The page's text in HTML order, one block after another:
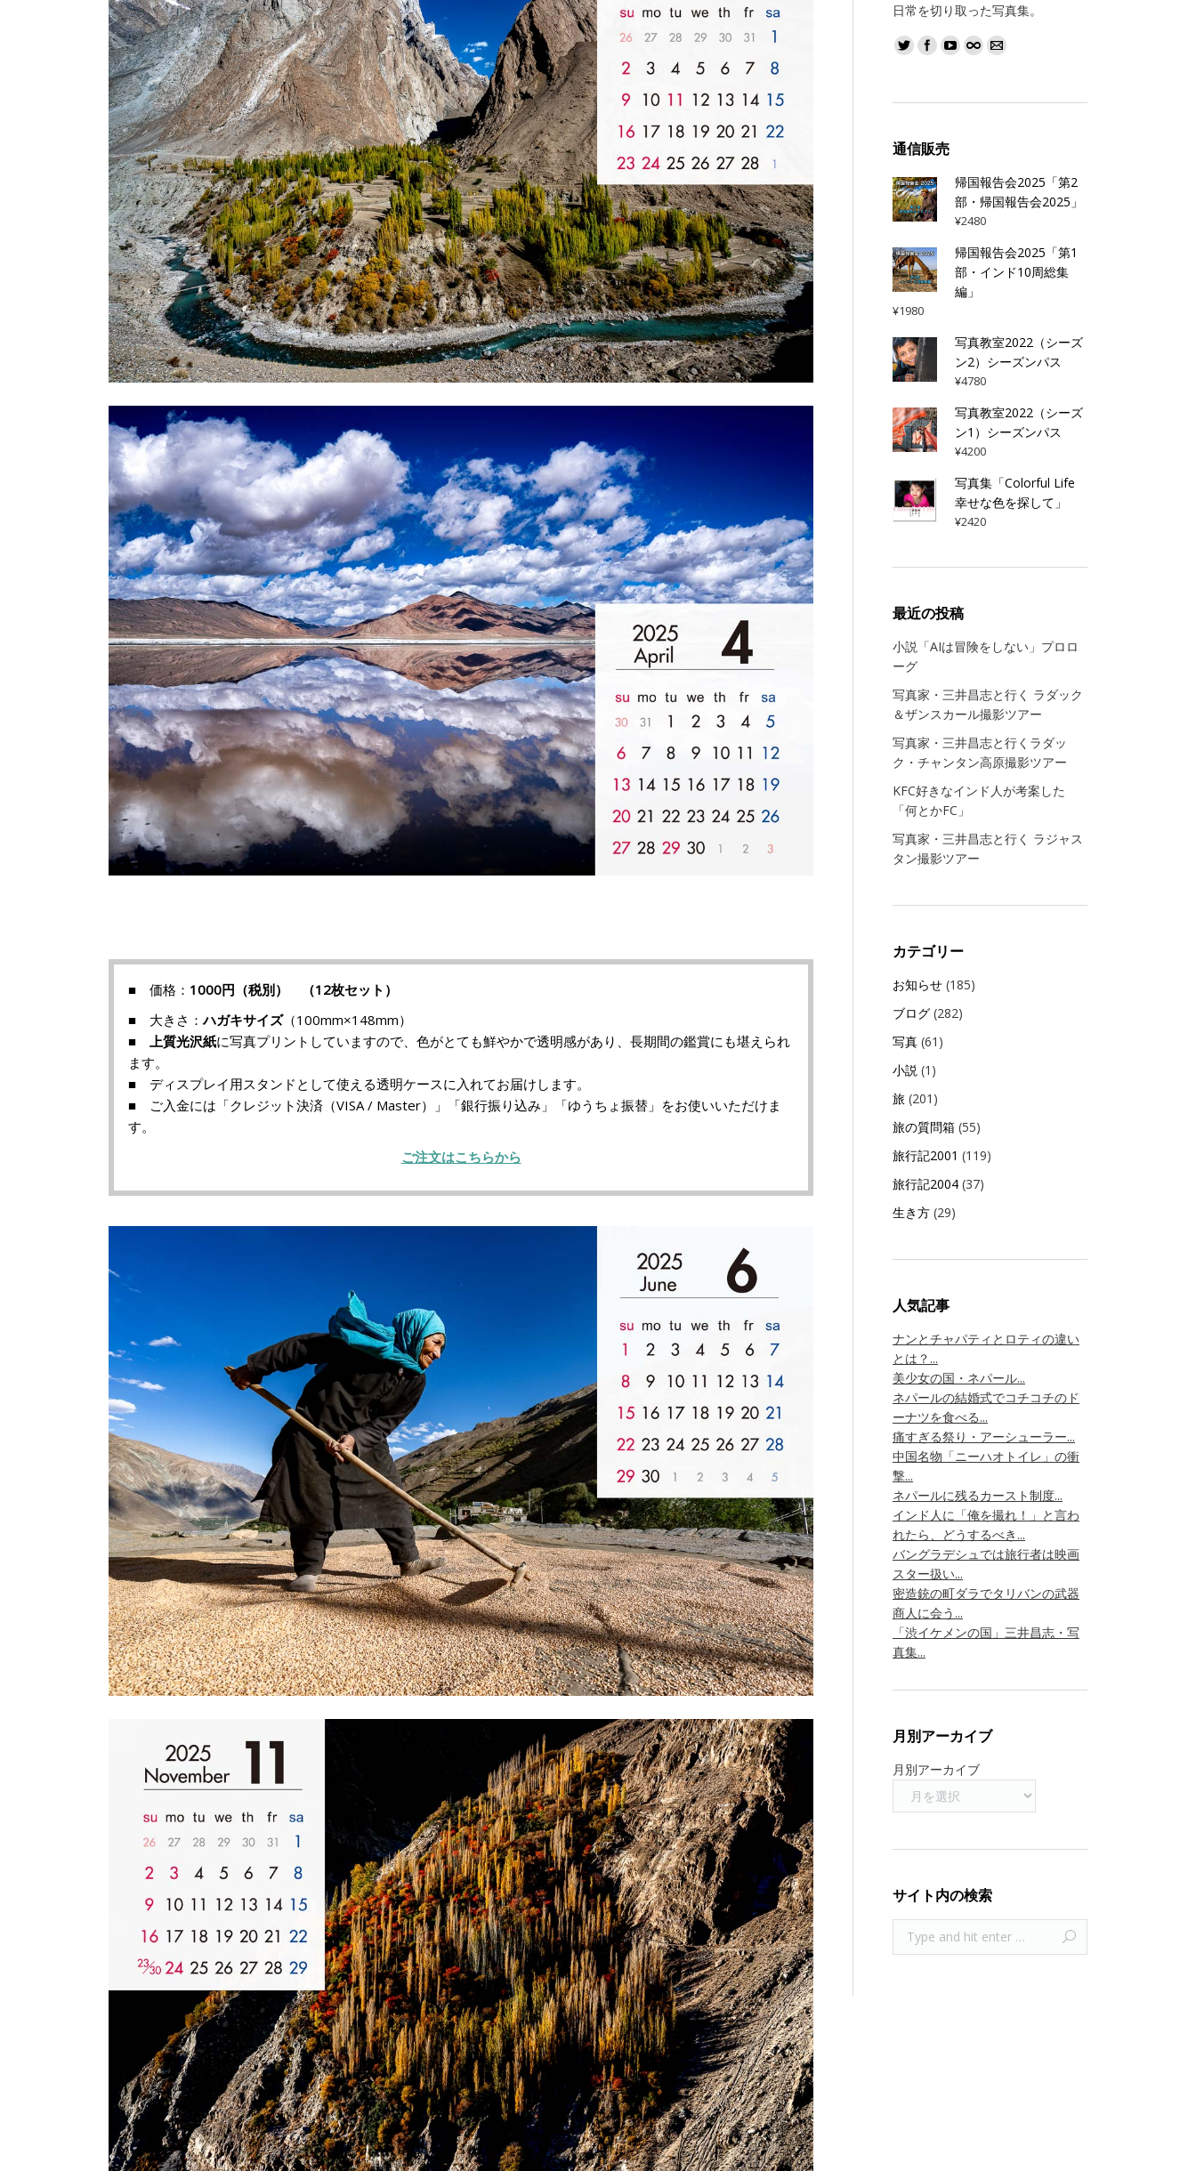
■ 価格： 1000円（税別） （12枚セット）
■ 大きさ：ハガキサイズ（100mm×148mm）
■ 上質光沢紙に写真プリントしていますので、色がとても鮮やかで透明感があり、長期間の鑑賞にも堪えられ
ます。
■ ディスプレイ用スタンドとして使える透明ケースに入れてお届けします。
■ ご入金には「クレジット決済（VISA / Master）」「銀行振り込み」「ゆうちょ振替」をお使いいただけま
す。
ご注文はこちらから
日常を切り取った写真集。
通信販売
帰国報告会2025「第2
部・帰国報告会2025」
¥2480
帰国報告会2025「第1
部・インド10周総集
編」
¥1980
写真教室2022（シーズ
ン2）シーズンパス
¥4780
写真教室2022（シーズ
ン1）シーズンパス
¥4200
写真集「Colorful Life
幸せな色を探して」
¥2420
最近の投稿
小説「AIは冒険をしない」プロロ
ーグ
写真家・三井昌志と行く ラダック
＆ザンスカール撮影ツアー
写真家・三井昌志と行くラダッ
ク・チャンタン高原撮影ツアー
KFC好きなインド人が考案した
「何とかFC」
写真家・三井昌志と行く ラジャス
タン撮影ツアー
カテゴリー
お知らせ (185)
ブログ (282)
写真 (61)
小説 (1)
旅 (201)
旅の質問箱 (55)
旅行記2001 (119)
旅行記2004 (37)
生き方 (29)
人気記事
ナンとチャパティとロティの違い
とは？...
美少女の国・ネパール...
ネパールの結婚式でコチコチのド
ーナツを食べる...
痛すぎる祭り・アーシューラー...
中国名物「ニーハオトイレ」の衝
撃...
ネパールに残るカースト制度...
インド人に「俺を撮れ！」と言わ
れたら、どうするべき...
バングラデシュでは旅行者は映画
スター扱い...
密造銃の町ダラでタリバンの武器
商人に会う...
「渋イケメンの国」三井昌志・写
真集...
月別アーカイブ
月別アーカイブ
サイト内の検索